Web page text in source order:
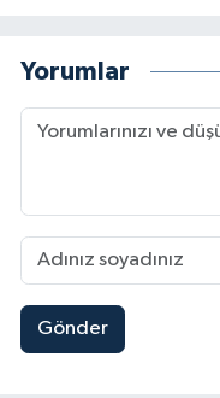
Yorumlar
Gönder